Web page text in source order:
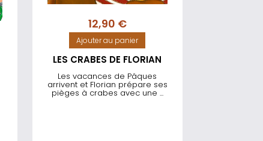
12,90 €
Ajouter au panier
LES CRABES DE FLORIAN
Les vacances de Pâques
arrivent et Florian prépare ses
pièges à crabes avec une ...